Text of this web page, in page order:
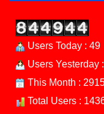
Users Today : 49
Users Yesterday
This Month :
Total Users :